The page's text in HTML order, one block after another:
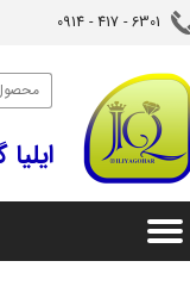
تغییر گذر واژه
سفارشات
خروج از حساب کاربری
6301 - 417 - 0914​​​​​​​